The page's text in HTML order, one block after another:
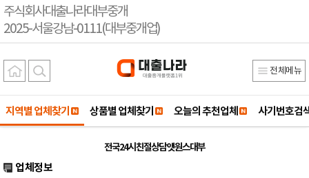
주식회사대출나라대부중개
2025-서울강남-0111(대부중개업)
전체메뉴
지역별 업체찾기 상품별 업체찾기 오늘의 추천업체 사기번호검
전국24시 친절상담 앳원스대부
업체정보